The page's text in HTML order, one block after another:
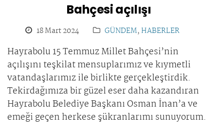
Bahçesi açılışı
18 Mart 2024 GÜNDEM,HABERLER
Hayrabolu 15 Temmuz Millet Bahçesi’nin
açılışını teşkilat mensuplarımız ve kıymetli
vatandaşlarımız ile birlikte gerçekleştirdik.
Tekirdağımıza bir güzel eser daha kazandıran
Hayrabolu Belediye Başkanı Osman İnan’a ve
emeği geçen herkese şükranlarımı sunuyorum.